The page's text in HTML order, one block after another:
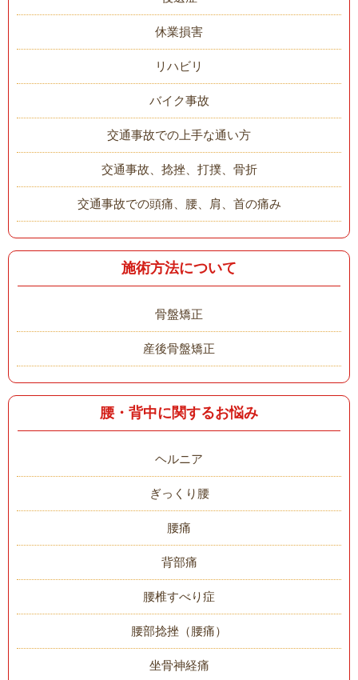
休業損害
リハビリ
バイク事故
交通事故での上手な通い方
交通事故、捻挫、打撲、骨折
交通事故での頭痛、腰、肩、首の痛み
施術方法について
骨盤矯正
産後骨盤矯正
腰・背中に関するお悩み
ヘルニア
ぎっくり腰
腰痛
背部痛
腰椎すべり症
腰部捻挫（腰痛）
坐骨神経痛